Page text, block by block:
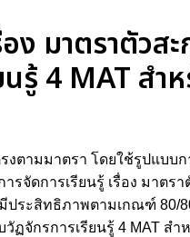
ง มาตราตัวส
รู้ 4 MAT ส
ตามมาตรา โดยใช้รูปแบบ
จัดการเรียนรู้ เรื่อง มาต
ะสิทธิภาพตามเกณฑ์ 80/
จักรการเรียนรู้ 4 MAT ส